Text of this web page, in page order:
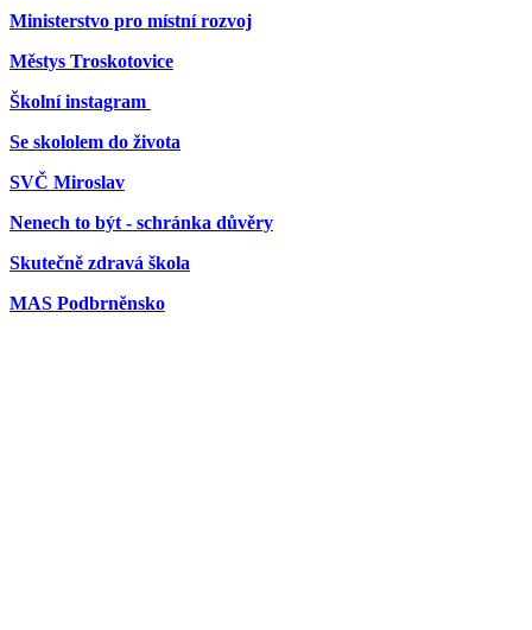
Ministerstvo pro místní rozvoj
Městys Troskotovice
Školní instagram
Se skololem do života
SVČ Miroslav
Nenech to být - schránka důvěry
Skutečně zdravá škola
MAS Podbrněnsko